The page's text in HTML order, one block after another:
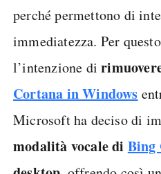
perché permettono di
immediatezza. Per
l’intenzione di
Cortana in Windows
Microsoft ha deciso di
modalità vocale di Bing